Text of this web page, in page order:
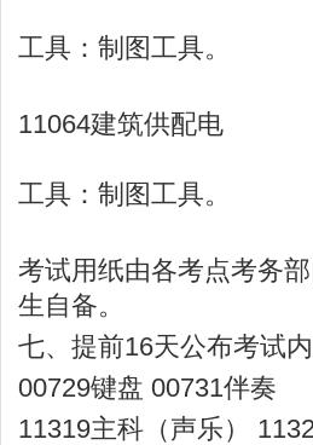
工具：制图工具。
11064建筑供配电
工具：制图工具。
考试用纸由各考点考务
生自备。
七、提前16天公布考试
00729键盘 00731伴奏
11319主科（声乐）